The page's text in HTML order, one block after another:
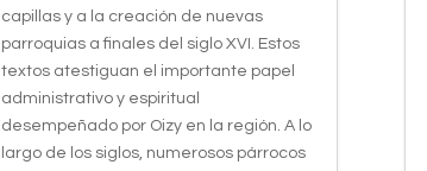
capillas y a la creación de nuevas
parroquias a finales del siglo XVI. Estos
textos atestiguan el importante papel
administrativo y espiritual
desempeñado por Oizy en la región. A lo
largo de los siglos, numerosos párrocos